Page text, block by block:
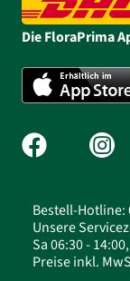
Die FloraPrima
Bestell-Hotline:
Unsere
Sa 06:30 -
Preise inkl.